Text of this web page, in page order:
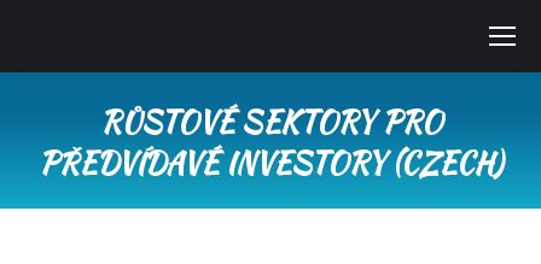
RŮSTOVÉ SEKTORY PRO
PŘEDVÍDAVÉ INVESTORY (CZECH)